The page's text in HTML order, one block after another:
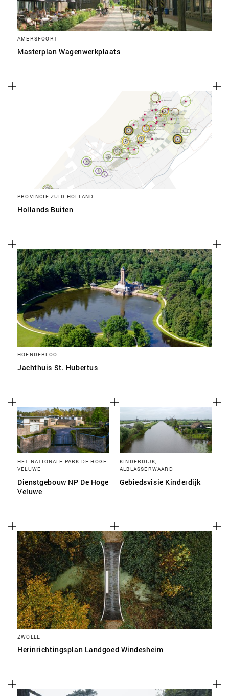
AMERSFOORT
Masterplan Wagenwerkplaats
PROVINCIE ZUID-HOLLAND
Hollands Buiten
HOENDERLOO
Jachthuis St. Hubertus
HET NATIONALE PARK DE HOGE
VELUWE
Dienstgebouw NP De Hoge
Veluwe
KINDERDIJK,
ALBLASSERWAARD
Gebiedsvisie Kinderdijk
ZWOLLE
Herinrichtingsplan Landgoed Windesheim